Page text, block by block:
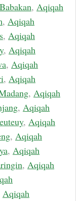
, Aqiqah
, Aqiqah
, Aqiqah
, Aqiqah
, Aqiqah
, Aqiqah
, Aqiqah
, Aqiqah
, Aqiqah
, Aqiqah
, Aqiqah
, Aqiqah
Aqiqah